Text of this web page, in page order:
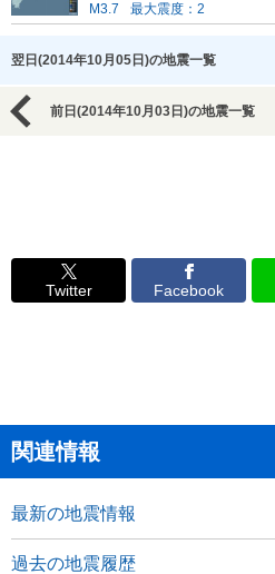
M3.7
最大震度：2
翌日(2014年10月05日)の地震一覧
前日(2014年10月03日)の地震一覧
Twitter Facebook
関連情報
最新の地震情報
過去の地震履歴